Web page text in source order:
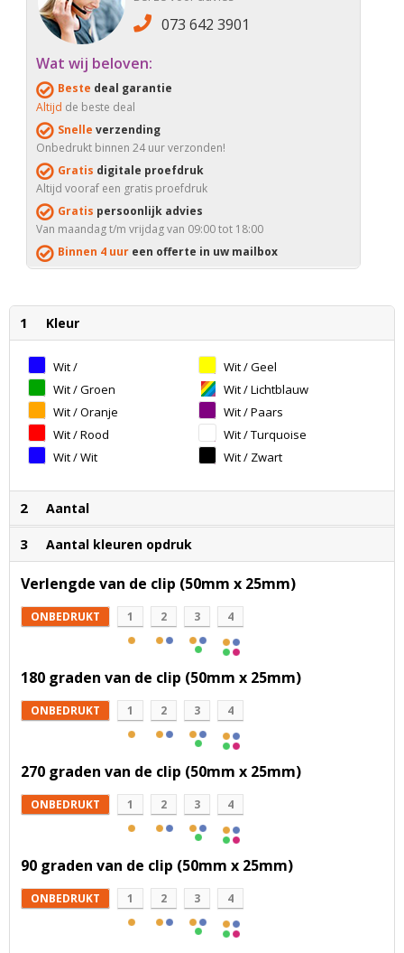
073 642 3901
Wat wij beloven:
Beste deal garantie
Altijd de beste deal
Snelle verzending
Onbedrukt binnen 24 uur verzonden!
Gratis digitale proefdruk
Altijd vooraf een gratis proefdruk
Gratis persoonlijk advies
Van maandag t/m vrijdag van 09:00 tot 18:00
Binnen 4 uur een offerte in uw mailbox
1 Kleur
Wit /
Donkerblauw
Wit / Geel
Wit / Groen
Wit / Lichtblauw
Wit / Oranje
Wit / Paars
Wit / Rood
Wit / Turquoise
Wit / Wit
Wit / Zwart
2 Aantal
3 Aantal kleuren opdruk
Verlengde van de clip (50mm x 25mm)
ONBEDRUKT 1 2 3 4
180 graden van de clip (50mm x 25mm)
ONBEDRUKT 1 2 3 4
270 graden van de clip (50mm x 25mm)
ONBEDRUKT 1 2 3 4
90 graden van de clip (50mm x 25mm)
ONBEDRUKT 1 2 3 4